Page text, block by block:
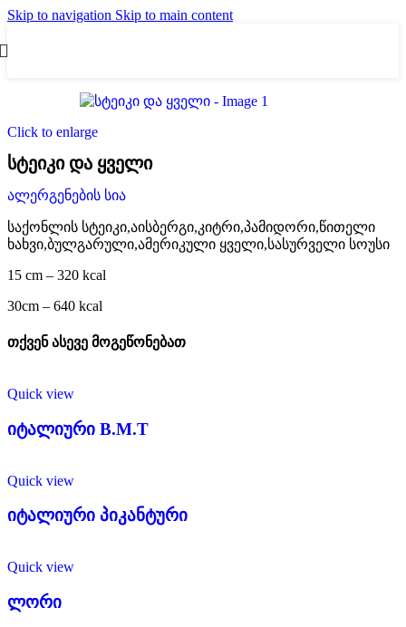
Skip to navigation Skip to main content
Click to enlarge
სტეიკი და ყველი
ალერგენების სია
საქონლის სტეიკი,აისბერგი,კიტრი,პამიდორი,წითელი
ხახვი,ბულგარული,ამერიკული ყველი,სასურველი სოუსი
15 cm – 320 kcal
30cm – 640 kcal
თქვენ ასევე მოგეწონებათ
Quick view
იტალიური B.M.T
Quick view
იტალიური პიკანტური
Quick view
ლორი